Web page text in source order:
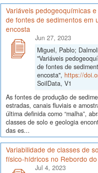
Variáveis pedogeoquímicas
de fontes de sedimentos em
encosta
Jun 27, 2023
Miguel, Pablo;
"Variáveis
de fontes de
encosta", https://
SoilData, V1
As fontes de produção de
estradas, canais fluviais e
última definida como “malha”,
classes de solo e geologia
das es...
Variabilidade de classes de
físico-hídricos no Rebordo
Jul 4, 2023